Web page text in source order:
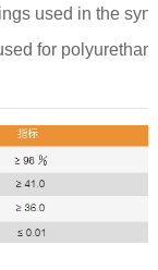
used in the
for